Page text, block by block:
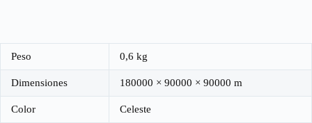
Peso 0,6 kg
Dimensiones 180000 × 90000 × 90000 m
Color Celeste